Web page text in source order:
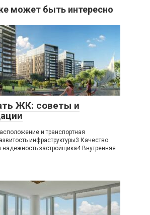
может быть интересно
ЖК: советы и
и транспортная
инфраструктуры3 Качество
надежность застройщика4 Внутренняя